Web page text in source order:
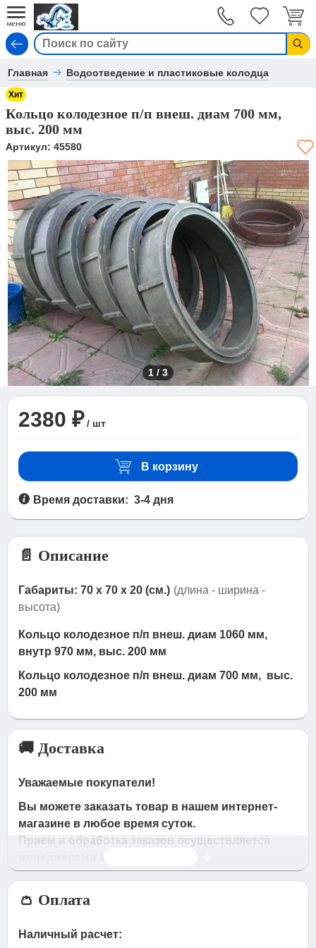
Главная Водоотведение и пластиковые колодца
Хит
Кольцо колодезное п/п внеш. диам 700 мм,
выс. 200 мм
Артикул: 45580
1 / 3
2380 ₽ / шт
В корзину
Время доставки: 3-4 дня
📄 Описание
Габариты: 70 x 70 x 20 (см.) (длина - ширина -
высота)
Кольцо колодезное п/п внеш. диам 1060 мм,
внутр 970 мм, выс. 200 мм
Кольцо колодезное п/п внеш. диам 700 мм, выс.
200 мм
🚚 Доставка
Уважаемые покупатели!
Вы можете заказать товар в нашем интернет-
магазине в любое время суток.
Прием и обработка заказов осуществляется
Время работы магазина:
с 09:00 дo 19:00
👛 Оплата
Наличный расчет: